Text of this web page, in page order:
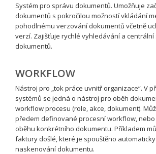
Systém pro správu dokumentů. Umožňuje
dokumentů s pokročilou možností vkládání
pohodlnému verzování dokumentů včetně
verzí. Zajišťuje rychlé vyhledávání a centrální
dokumentů.
WORKFLOW
Nástroj pro „tok práce uvnitř organizace“. V
systémů se jedná o nástroj pro oběh
workflow procesu (role, akce, dokument).
předem definované procesní workflow,
oběhu konkrétního dokumentu. Příkladem
faktury došlé, které je spouštěno
naskenování dokumentu.